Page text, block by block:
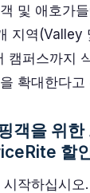
및 애호가
지역(Valley
캠퍼스까지
확대한다고
객을 위한
할
작하십시